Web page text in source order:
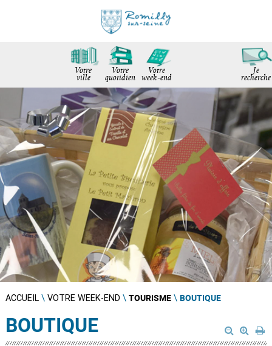
Je
recherche
Votre
ville
Votre
quotidien
Votre
week-end
ACCUEIL\ VOTRE WEEK-END \ TOURISME\ BOUTIQUE
BOUTIQUE